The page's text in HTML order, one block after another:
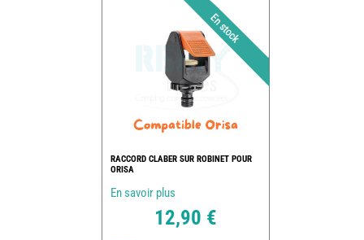
RACCORD CLABER SUR ROBINET POUR
ORISA
En savoir plus
12,90 €